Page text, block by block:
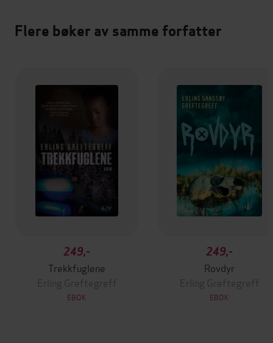
Flere bøker av samme forfatter
249,-
Trekkfuglene
Erling Greftegreff
EBOK
249,-
Rovdyr
Erling Greftegreff
EBOK